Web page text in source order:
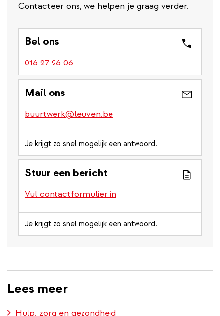
Contacteer ons, we helpen je graag verder.
Bel ons
016 27 26 06
Mail ons
buurtwerk@leuven.be
Je krijgt zo snel mogelijk een antwoord.
Stuur een bericht
Vul contactformulier in
Je krijgt zo snel mogelijk een antwoord.
Lees meer
Hulp, zorg en gezondheid